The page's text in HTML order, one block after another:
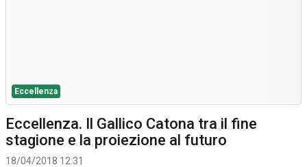
Eccellenza
Eccellenza. Il Gallico Catona tra il fine
stagione e la proiezione al futuro
18/04/2018 12:31